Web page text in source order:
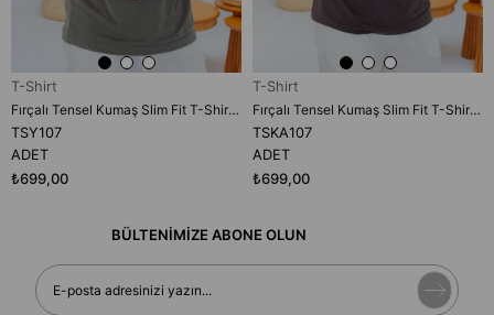
T-Shirt
Fırçalı Tensel Kumaş Slim Fit T-Shirt (TSY107)
TSY107
ADET
₺699,00
T-Shirt
Fırçalı Tensel Kumaş Slim Fit T-Shirt (TSKA107)
TSKA107
ADET
₺699,00
BÜLTENİMİZE ABONE OLUN